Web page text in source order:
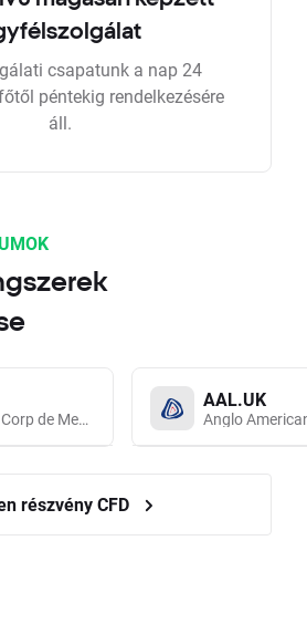
csapatunk a nap 24
péntekig rendelkezésére
áll.
Atresmedia Corp de Medios de Comunicacion SA
AAL.UK
Anglo
részvény CFD